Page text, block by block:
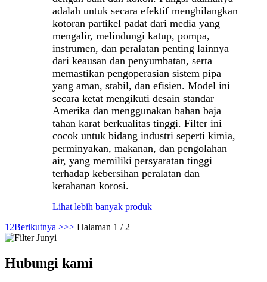
adalah untuk secara efektif menghilangkan
kotoran partikel padat dari media yang
mengalir, melindungi katup, pompa,
instrumen, dan peralatan penting lainnya
dari keausan dan penyumbatan, serta
memastikan pengoperasian sistem pipa
yang aman, stabil, dan efisien. Model ini
secara ketat mengikuti desain standar
Amerika dan menggunakan bahan baja
tahan karat berkualitas tinggi. Filter ini
cocok untuk bidang industri seperti kimia,
perminyakan, makanan, dan pengolahan
air, yang memiliki persyaratan tinggi
terhadap kebersihan peralatan dan
ketahanan korosi.
Lihat lebih banyak produk
1 2Berikutnya >>> Halaman 1 / 2
Hubungi kami